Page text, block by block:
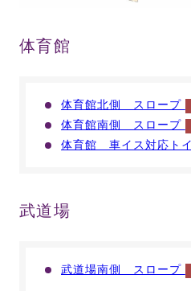
体育館
体育館北側 スロープ
体育館南側 スロープ
体育館 車イス対応ト
武道場
武道場南側 スロープ